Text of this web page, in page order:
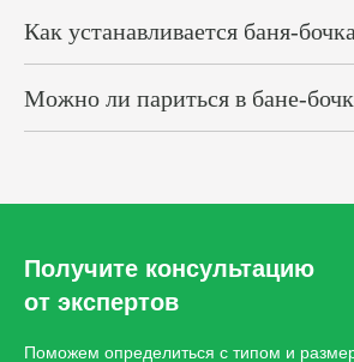
Как устанавливается баня-
Можно ли париться в бане-
Получите консультацию
от экспертов
Поможем определиться с типом и